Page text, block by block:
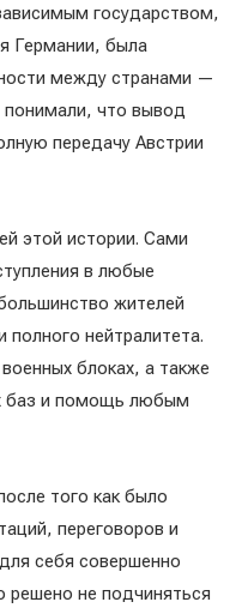
государством,
Германии, была
между странами —
что вывод
передачу Австрии
этой истории. Сами
в любые
жителей
нейтралитета.
блоках, а также
баз и помощь любым
того как было
переговоров и
себя совершенно
решено не подчиняться